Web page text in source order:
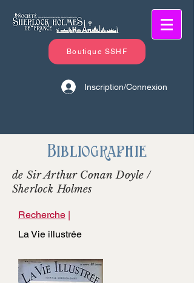
Boutique SSHF
Inscription/Connexion
Bibliographie
de Sir Arthur Conan Doyle /
Sherlock Holmes
Recherche |
La Vie illustrée